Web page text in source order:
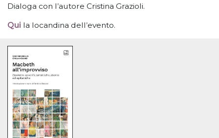
Dialoga con l’autore Cristina Grazioli.
Qui la locandina dell’evento.